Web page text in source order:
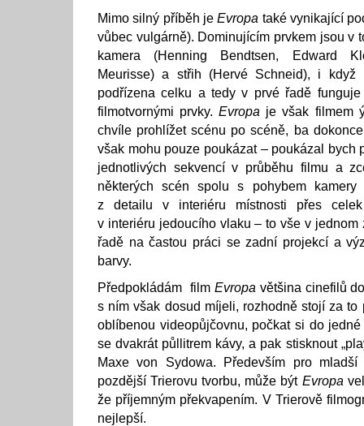
Mimo silný příběh jeEvropa také vynikající
vůbec vulgárně). Dominujícím prvkem jsou v
kamera (Henning Bendtsen, Edward
Meurisse) a střih (Hervé Schneid), i
podřízena celku a tedy v prvé řadě
filmotvornými prvky.Evropa je však filmem
chvíle prohlížet scénu po scéně, ba
však mohu pouze poukázat – poukázal bych
jednotlivých sekvencí v průběhu filmu a
některých scén spolu s pohybem kamery
z detailu v interiéru místnosti přes
v interiéru jedoucího vlaku – to vše v jednom
řadě na častou práci se zadní projekcí a
barvy.
Předpokládám film Evropa většina cinefilů
s ním však dosud míjeli, rozhodně stojí za to
oblíbenou videopůjčovnu, počkat si do
se dvakrát půllitrem kávy, a pak stisknout
Maxe von Sydowa. Především pro
pozdější Trierovu tvorbu, může být Evropa
že příjemným překvapením. V Trierově
nejlepší.